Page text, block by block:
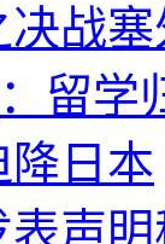
战
留学
降日本
声